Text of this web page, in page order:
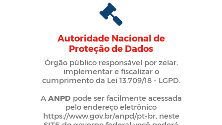
Autoridade Nacional de
Proteção de Dados
Órgão público responsável por zelar,
implementar e fiscalizar o
cumprimento da Lei 13.709/18 - LGPD.
A ANPD pode ser facilmente acessada
pelo endereço eletrônico
https://www.gov.br/anpd/pt-br, neste